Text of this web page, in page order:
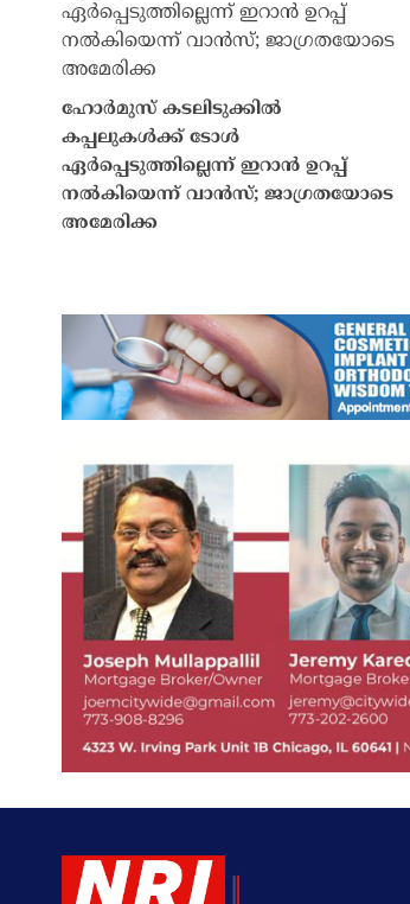
ഹോർമുസ് കടലിടുക്കിൽ
കപ്പലുകൾക്ക് ടോൾ
ഏർപ്പെടുത്തില്ലെന്ന് ഇറാൻ ഉറപ്പ്
നൽകിയെന്ന് വാൻസ്; ജാഗ്രതയോടെ
അമേരിക്ക